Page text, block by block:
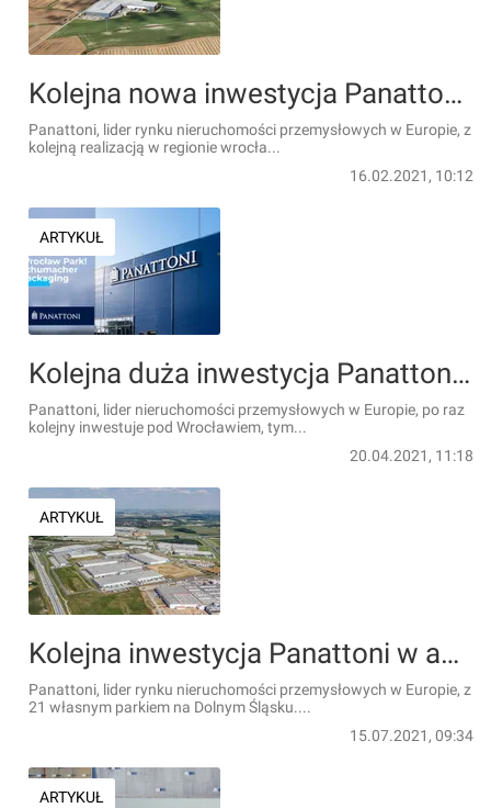
Kolejna nowa inwestycja Panattoni pod Wrocławiem
Panattoni, lider rynku nieruchomości przemysłowych w Europie, z
kolejną realizacją w regionie wrocła...
16.02.2021, 10:12
ARTYKUŁ
Kolejna duża inwestycja Panattoni pod Wrocławiem
Panattoni, lider nieruchomości przemysłowych w Europie, po raz
kolejny inwestuje pod Wrocławiem, tym...
20.04.2021, 11:18
ARTYKUŁ
Kolejna inwestycja Panattoni w aglomeracji wrocławskiej
Panattoni, lider rynku nieruchomości przemysłowych w Europie, z
21 własnym parkiem na Dolnym Śląsku....
15.07.2021, 09:34
ARTYKUŁ